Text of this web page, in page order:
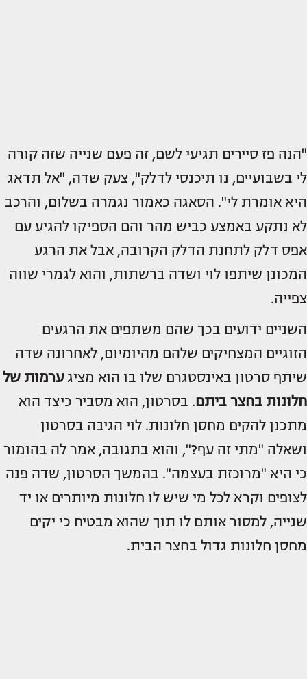
"הנה פז סיירים תגיעי לשם, זה פעם שנייה שזה קורה
לי בשבועיים, נו תיכנסי לדלק", צעק שדה, "אל תדאג
היא אומרת לי". הסאגה כאמור נגמרה בשלום, והרכב
לא נתקע באמצע כביש מהר והם הספיקו להגיע עם
אפס דלק לתחנת הדלק הקרובה, אבל את הרגע
המכונן שיתפו לוי ושדה ברשתות, והוא לגמרי שווה
צפייה.
השניים ידועים בכך שהם משתפים את הרגעים
הזוגיים המצחיקים שלהם מהיומיום, לאחרונה שדה
שיתף סרטון באינסטגרם שלו בו הוא מציגערמות של
חלונות בחצר ביתם. בסרטון, הוא מסביר כיצד הוא
מתכנן להקים מחסן חלונות. לוי הגיבה בסרטון
ושאלה "מתי זה עף?", והוא בתגובה, אמר לה בהומור
כי היא "מרוכזת בעצמה". בהמשך הסרטון, שדה פנה
לצופים וקרא לכל מי שיש לו חלונות מיותרים או יד
שנייה, למסור אותם לו תוך שהוא מבטיח כי יקים
מחסן חלונות גדול בחצר הבית.